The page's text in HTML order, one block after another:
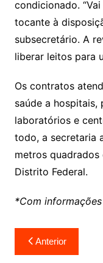
condicionado.
tocante à
subsecretário. A
liberar leitos para
Os contratos
saúde a hospitais,
laboratórios e
todo, a secretaria
metros
Distrito Federal.
*Com
Navegação
de
Anterior